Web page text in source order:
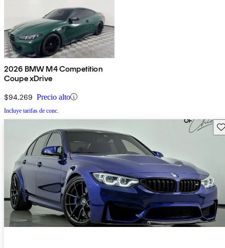
2026 BMW M4 Competition
Coupe xDrive
$94,269 Precio alto
Incluye tarifas de conc.